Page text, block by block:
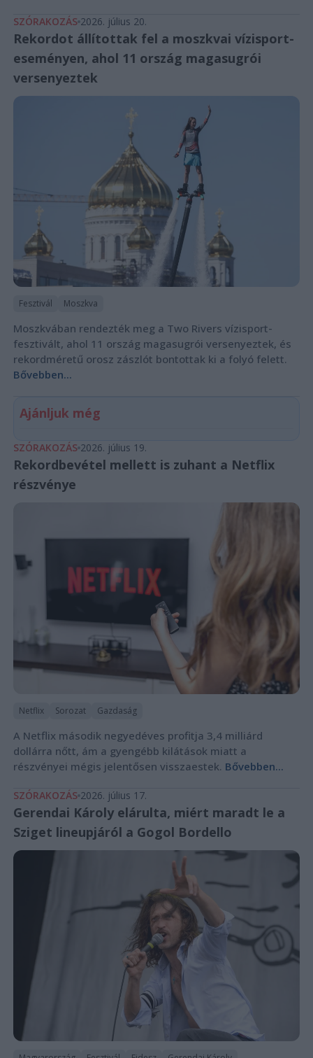
SZÓRAKOZÁS 2026. július 20.
Rekordot állítottak fel a moszkvai vízisport-
eseményen, ahol 11 ország magasugrói
versenyeztek
Fesztivál Moszkva
Moszkvában rendezték meg a Two Rivers vízisport-
fesztivált, ahol 11 ország magasugrói versenyeztek, és
rekordméretű orosz zászlót bontottak ki a folyó felett.
Bővebben...
Ajánljuk még
SZÓRAKOZÁS 2026. július 19.
Rekordbevétel mellett is zuhant a Netflix
részvénye
Netflix Sorozat Gazdaság
A Netflix második negyedéves profitja 3,4 milliárd
dollárra nőtt, ám a gyengébb kilátások miatt a
részvényei mégis jelentősen visszaestek. Bővebben...
SZÓRAKOZÁS 2026. július 17.
Gerendai Károly elárulta, miért maradt le a
Sziget lineupjáról a Gogol Bordello